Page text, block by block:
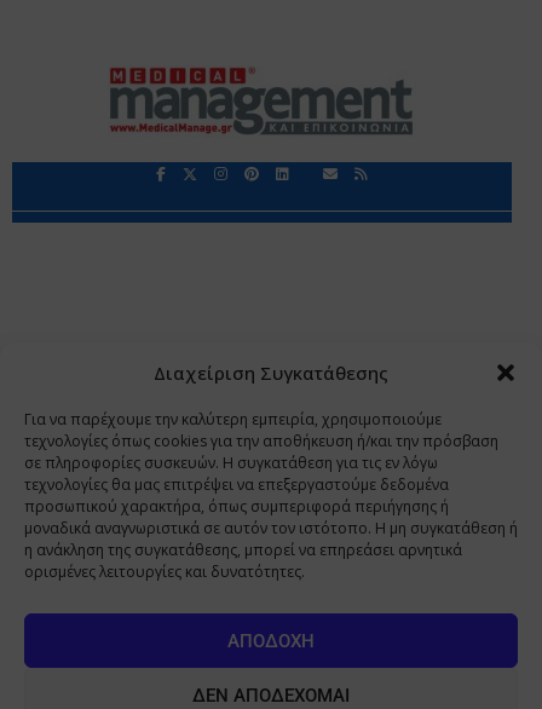
Διαχείριση Συγκατάθεσης
Για να παρέχουμε την καλύτερη εμπειρία, χρησιμοποιούμε
τεχνολογίες όπως cookies για την αποθήκευση ή/και την πρόσβαση
σε πληροφορίες συσκευών. Η συγκατάθεση για τις εν λόγω
τεχνολογίες θα μας επιτρέψει να επεξεργαστούμε δεδομένα
προσωπικού χαρακτήρα, όπως συμπεριφορά περιήγησης ή
μοναδικά αναγνωριστικά σε αυτόν τον ιστότοπο. Η μη συγκατάθεση ή
η ανάκληση της συγκατάθεσης, μπορεί να επηρεάσει αρνητικά
ορισμένες λειτουργίες και δυνατότητες.
ΑΠΟΔΟΧΉ
ΔΕΝ ΑΠΟΔΈΧΟΜΑΙ
Copyright 2009 - 2026 © Χαραμή Α.Ε.
www.PharmaManage.gr • www.HealthExpo.gr • www.YO.gr
•
www.GreekShares.com • www.eLearning-
PharmaManage.gr • www.Charami-SA.gr
Με την παραμονή σας σε αυτή δηλώνετε,
προβλέπονται από τις διατάξεις της παραγράφου 6 του άρθρου 22 του